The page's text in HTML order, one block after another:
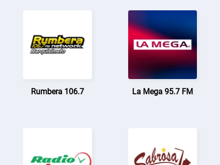
Rumbera 106.7 La Mega 95.7 FM